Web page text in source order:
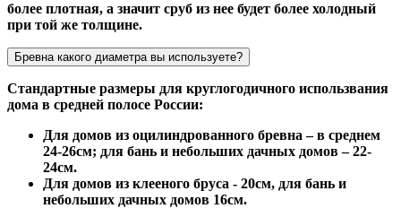
более плотная, а значит сруб из нее будет более холодный
при той же толщине.
Бревна какого диаметра вы используете?
Стандартные размеры для круглогодичного использвания
дома в средней полосе России:
Для домов из оцилиндрованного бревна – в среднем
24-26см; для бань и небольших дачных домов – 22-
24см.
Для домов из клееного бруса - 20см, для бань и
небольших дачных домов 16см.